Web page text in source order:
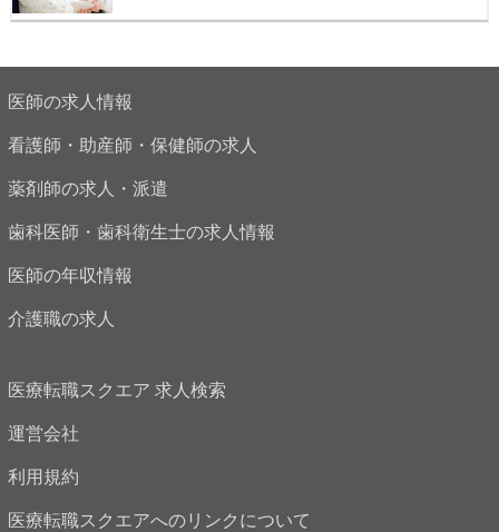
医師の求人情報
看護師・助産師・保健師の求人
薬剤師の求人・派遣
歯科医師・歯科衛生士の求人情報
医師の年収情報
介護職の求人
医療転職スクエア 求人検索
運営会社
利用規約
医療転職スクエアへのリンクについて